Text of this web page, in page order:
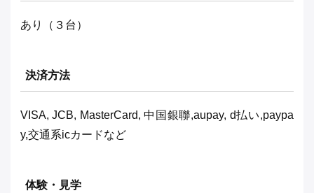
あり（３台）
決済方法
VISA, JCB, MasterCard, 中国銀聯,aupay, d払い,paypa
y,交通系icカードなど
体験・見学